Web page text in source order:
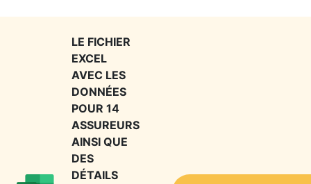
LE FICHIER
EXCEL
AVEC LES
DONNÉES
POUR 14
ASSUREURS
AINSI QUE
DES
DÉTAILS